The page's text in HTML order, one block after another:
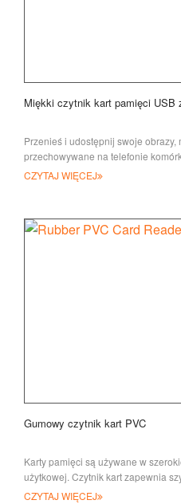
Miękki czytnik kart pamięci USB
Przenieś i udostępnij swoje
przechowywane na telefonie
ważne urządzenie
CZYTAJ WIĘCEJ
Gumowy czytnik kart PVC
Karty pamięci są używane w
użytkowej. Czytnik kart zapewnia
transfowania
CZYTAJ WIĘCEJ